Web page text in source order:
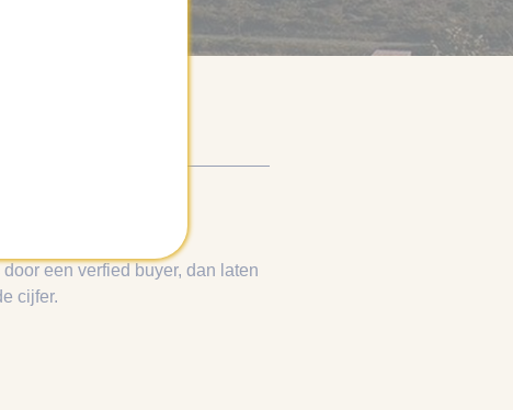
een verfied buyer, dan laten
cijfer.